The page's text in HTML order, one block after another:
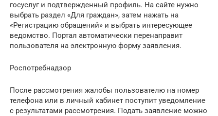
госуслуг и подтвержденный профиль. На сайте нужно
выбрать раздел «Для граждан», затем нажать на
«Регистрацию обращений» и выбрать интересующее
ведомство. Портал автоматически перенаправит
пользователя на электронную форму заявления.
Роспотребнадзор
После рассмотрения жалобы пользователю на номер
телефона или в личный кабинет поступит уведомление
с результатами рассмотрения. Подать заявление можно